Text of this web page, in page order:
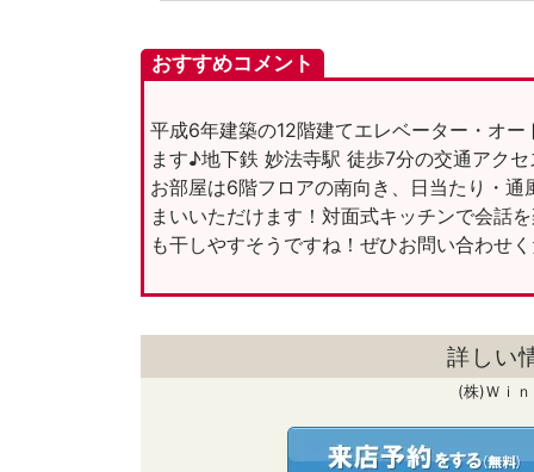
おすすめコメント
平成6年建築の12階建てエレベーター・オ
ます♪地下鉄 妙法寺駅 徒歩7分の交通アク
お部屋は6階フロアの南向き、日当たり・
まいいただけます！対面式キッチンで会話
も干しやすそうですね！ぜひお問い合わせ
詳しい
(株)Ｗｉ